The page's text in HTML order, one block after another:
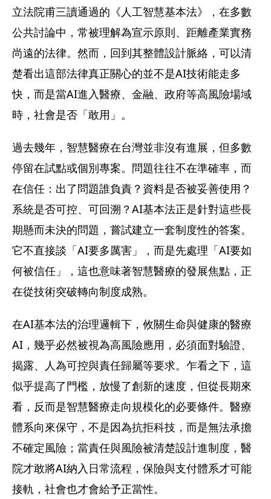
立法院甫三讀通過的《人工智慧基本法》，在多數
公共討論中，常被理解為宣示原則、距離產業實務
尚遠的法律。然而，回到其整體設計脈絡，可以清
楚看出這部法律真正關心的並不是AI技術能走多
快，而是當AI進入醫療、金融、政府等高風險場域
時，社會是否「敢用」。
過去幾年，智慧醫療在台灣並非沒有進展，但多數
停留在試點或個別專案。問題往往不在準確率，而
在信任：出了問題誰負責？資料是否被妥善使用？
系統是否可控、可回溯？AI基本法正是針對這些長
期懸而未決的問題，嘗試建立一套制度性的答案。
它不直接談「AI要多厲害」，而是先處理「AI要如
何被信任」，這也意味著智慧醫療的發展焦點，正
在從技術突破轉向制度成熟。
在AI基本法的治理邏輯下，攸關生命與健康的醫療
AI，幾乎必然被視為高風險應用，必須面對驗證、
揭露、人為可控與責任歸屬等要求。乍看之下，這
似乎提高了門檻，放慢了創新的速度，但從長期來
看，反而是智慧醫療走向規模化的必要條件。醫療
體系向來保守，不是因為抗拒科技，而是無法承擔
不確定風險；當責任與風險被清楚設計進制度，醫
院才敢將AI納入日常流程，保險與支付體系才可能
接軌，社會也才會給予正當性。